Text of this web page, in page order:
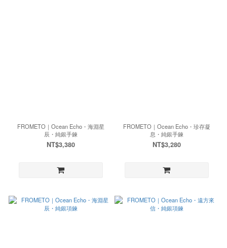
FROMETO｜Ocean Echo・海淵星
辰・純銀手鍊
NT$3,380
FROMETO｜Ocean Echo・珍存凝
息・純銀手鍊
NT$3,280